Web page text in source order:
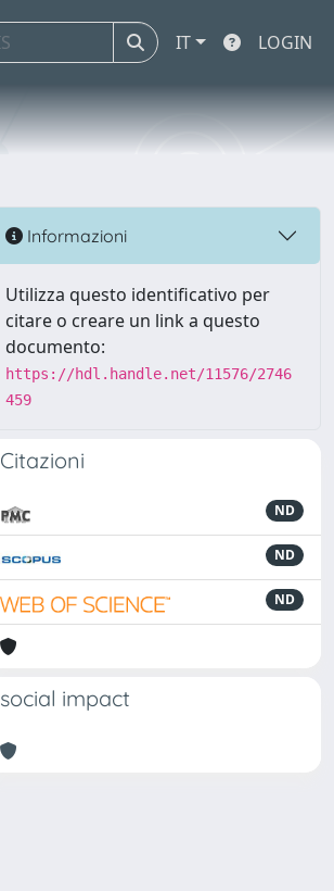
IT LOGIN
Informazioni
Utilizza questo identificativo per
citare o creare un link a questo
documento:
https://hdl.handle.net/11576/2746
459
Citazioni
ND
ND
ND
social impact